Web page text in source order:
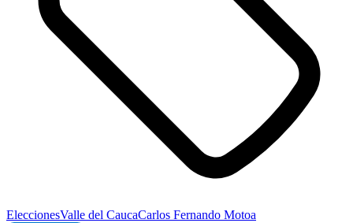
EleccionesValle del CaucaCarlos Fernando Motoa